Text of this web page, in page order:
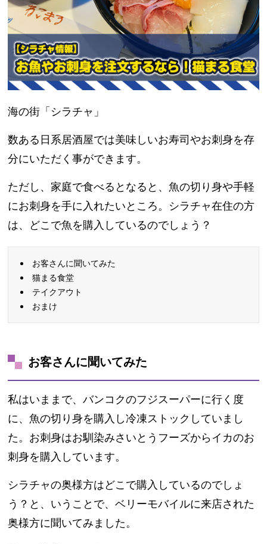
海の街「シラチャ」
数ある日系居酒屋では美味しいお寿司やお刺身を存
分にいただく事ができます。
ただし、家庭で食べるとなると、魚の切り身や手軽
にお刺身を手に入れたいところ。シラチャ在住の方
は、どこで魚を購入しているのでしょう？
お客さんに聞いてみた
猫まる食堂
テイクアウト
おまけ
お客さんに聞いてみた
私はいままで、バンコクのフジスーパーに行く度
に、魚の切り身を購入し冷凍ストックしていまし
た。お刺身はお馴染みさいとうフーズからイカのお
刺身を購入しています。
シラチャの奥様方はどこで購入しているのでしょ
う？と、いうことで、ベリーモバイルに来店された
奥様方に聞いてみました。